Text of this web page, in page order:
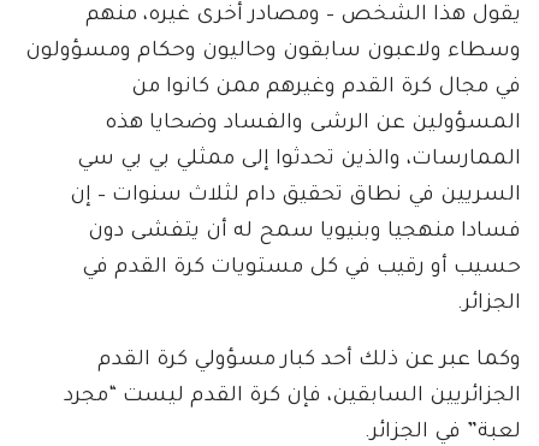
يقول هذا الشخص – ومصادر أخرى غيره، منهم
وسطاء ولاعبون سابقون وحاليون وحكام ومسؤولون
في مجال كرة القدم وغيرهم ممن كانوا من
المسؤولين عن الرشى والفساد وضحايا هذه
الممارسات، والذين تحدثوا إلى ممثلي بي بي سي
السريين في نطاق تحقيق دام لثلاث سنوات – إن
فسادا منهجيا وبنيويا سمح له أن يتفشى دون
حسيب أو رقيب في كل مستويات كرة القدم في
الجزائر.
وكما عبر عن ذلك أحد كبار مسؤولي كرة القدم
الجزائريين السابقين، فإن كرة القدم ليست “مجرد
لعبة” في الجزائر.